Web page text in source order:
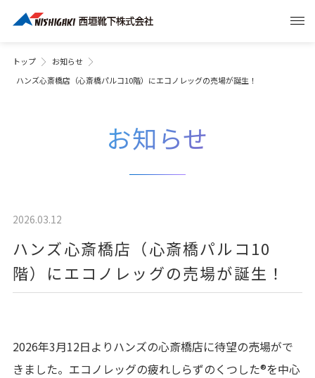
トップ
お知らせ
ハンズ心斎橋店（心斎橋パルコ10階）にエコノレッグの売場が誕生！
お知らせ
2026.03.12
ハンズ心斎橋店（心斎橋パルコ10
階）にエコノレッグの売場が誕生！
2026年3月12日よりハンズの心斎橋店に待望の売場がで
きました。エコノレッグの疲れしらずのくつした®を中心